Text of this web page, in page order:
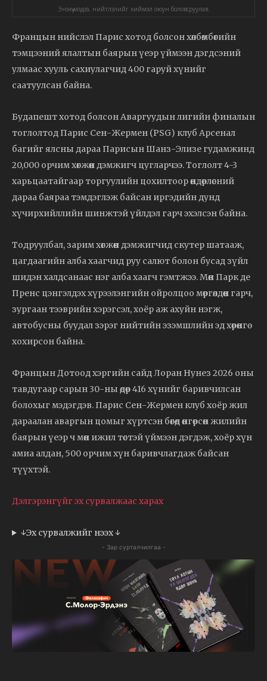
Энэхүү мэдээ, нийтлэлийг хиймэл оюун боловсруулав.
Францын нийслэл Парис хотод болсон хөлбөмбөгийн
тэмцээний ялалтын баярын үеэр үймээн дэгдсэний
улмаас хууль сахиулагчид 400 гаруй хүнийг
саатуулсан байна.
Будапешт хотод болсон Аваргуудын лигийн финалын
тоглолтод Парис Сен-Жермен (PSG) клуб Арсенал
багийг ялсны дараа Парисын Шанз-Элизе гудамжинд
20,000 орчим хөгжөөн дэмжигч цугларчээ. Тоглолт 4-3
харьцаатайгаар торгуулийн цохилтоор өндөрлөсний
дараа баяраа тэмдэглэж байсан иргэдийн дунд
хүчирхийллийн шинжтэй үйлдэл гарч эхэлсэн байна.
Тодруулбал, зарим хөгжөөн дэмжигчид скутер шатааж,
цагдаагийн алба хаагчид руу салют болон бусад зүйл
шидэн халдсанаас нэг алба хаагч гэмтжээ. Мөн Парк де
Пренс цэнгэлдэх хүрээлэнгийн ойролцоо мөргөлдөөн гарч,
зургаан тээврийн хэрэгсэл, хоёр аж ахуйн нэгж,
автобусны буудал зэрэг нийтийн эзэмшлийн эд хөрөнгө
хохирсон байна.
Францын Дотоод хэргийн сайд Лоран Нунез 2026 оны
тавдугаар сарын 30-ны өдөр 416 хүнийг баривчилсан
болохыг мэдэгдэв. Парис Сен-Жермен клуб хоёр жил
дараалан аваргын цомыг хүртсэн бөгөөд өнгөрсөн жилийн
баярын үеэр ч мөн ижил төстэй үймээн дэгдэж, хоёр хүн
амиа алдан, 500 орчим хүн баривчлагдаж байсан
түүхтэй.
Дэлгэрэнгүйг эх сурвалжаас харах
↓Эх сурвалжийг нээх ↓
- Зар сурталчилгаа -